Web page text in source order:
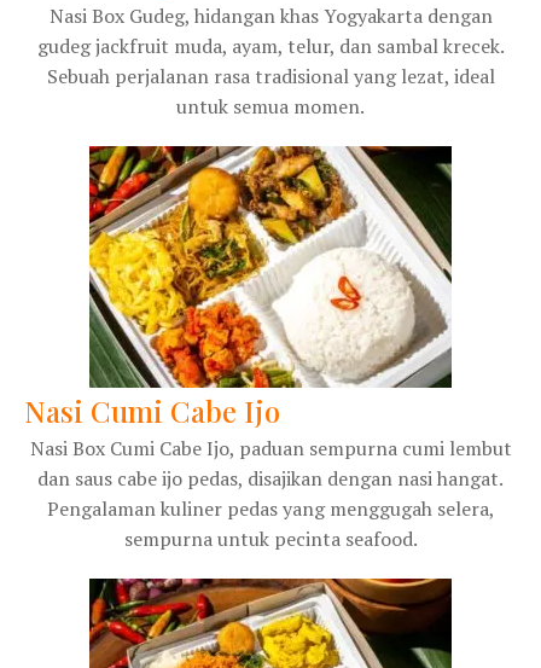
Nasi Box Gudeg, hidangan khas Yogyakarta dengan
gudeg jackfruit muda, ayam, telur, dan sambal krecek.
Sebuah perjalanan rasa tradisional yang lezat, ideal
untuk semua momen.
Nasi Cumi Cabe Ijo
Nasi Box Cumi Cabe Ijo, paduan sempurna cumi lembut
dan saus cabe ijo pedas, disajikan dengan nasi hangat.
Pengalaman kuliner pedas yang menggugah selera,
sempurna untuk pecinta seafood.